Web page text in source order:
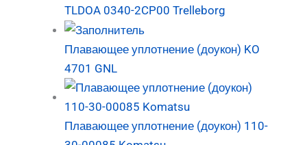
TLDOA 0340-2CP00 Trelleborg
Плавающее уплотнение (доукон) KO
4701 GNL
Плавающее уплотнение (доукон) 110-